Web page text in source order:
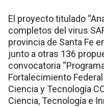
El proyecto titulado
completos del virus
provincia de Santa Fe
junto a otras 136
convocatoria
Fortalecimiento
Ciencia y Tecnología
Ciencia, Tecnología e